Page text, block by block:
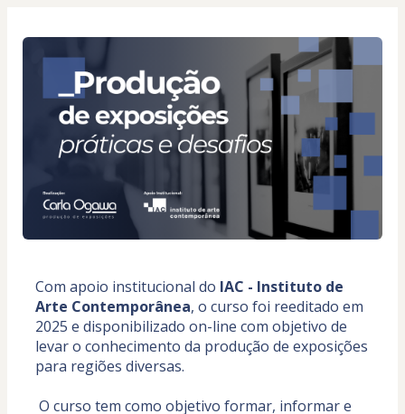
Com apoio institucional do IAC - Instituto de
Arte Contemporânea, o curso foi reeditado em
2025 e disponibilizado on-line com objetivo de
levar o conhecimento da produção de exposições
para regiões diversas.